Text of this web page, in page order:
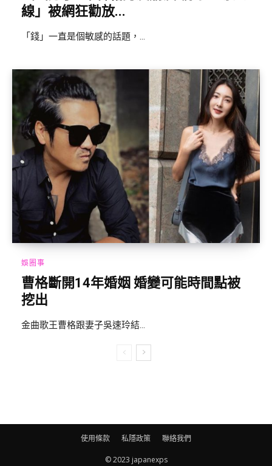
線」被網狂勸放...
「錢」一直是個敏感的話題，...
娛圈事
曹格斷開14年婚姻 婚變可能時間點被
挖出
金曲歌王曹格跟妻子吳速玲結...
使用條款 私隱政策 聯絡我們
© 2023 japanexps